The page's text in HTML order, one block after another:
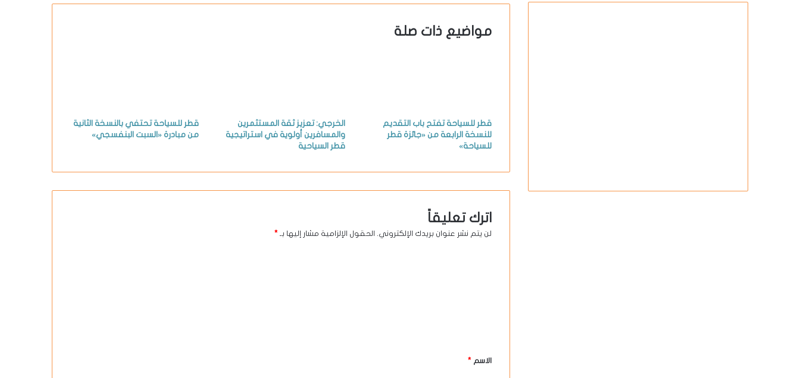
مواضيع ذات صلة
قطر للسياحة تحتفي بالنسخة الثانية
من مبادرة «السبت البنفسجي»
الخرجي: تعزيز ثقة المستثمرين
والمسافرين أولوية في استراتيجية
قطر السياحية
قطر للسياحة تفتح باب التقديم
للنسخة الرابعة من «جائزة قطر
للسياحة»
اترك تعليقاً
لن يتم نشر عنوان بريدك الإلكتروني. الحقول الإلزامية مشار إليها بـ *
ق
الاسم *